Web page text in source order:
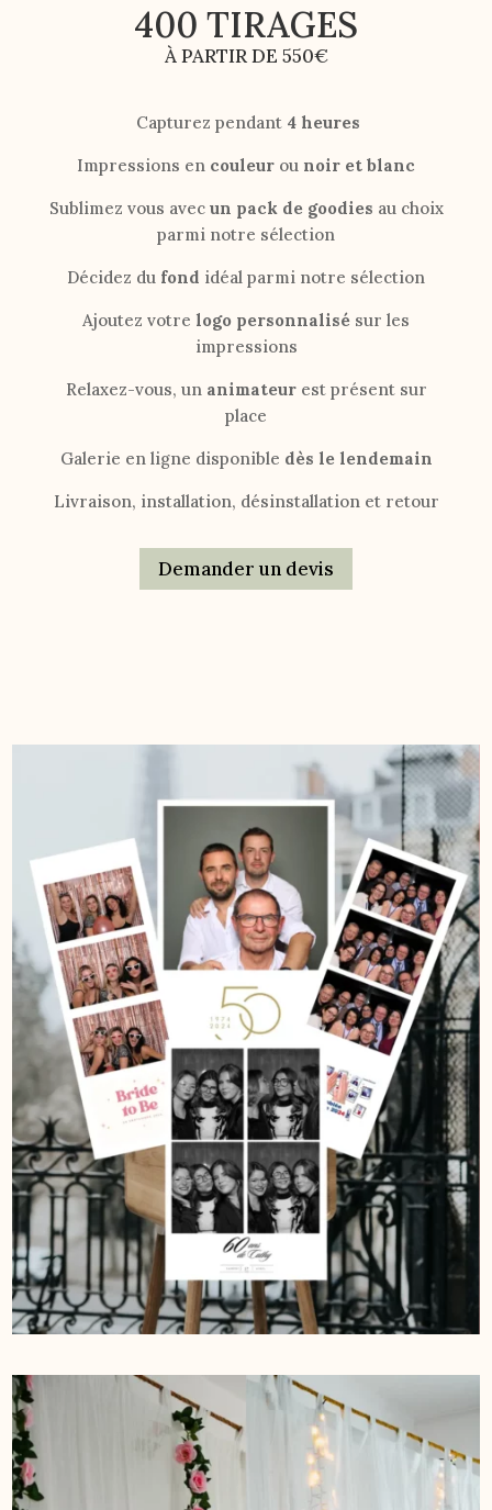
400 TIRAGES
À PARTIR DE 550€
Capturez pendant 4 heures
Impressions en couleur ou noir et blanc
Sublimez vous avec un pack de goodies au choix
parmi notre sélection
Décidez du fond idéal parmi notre sélection
Ajoutez votre logo personnalisé sur les
impressions
Relaxez-vous, un animateurest présent sur
place
Galerie en ligne disponible dès le lendemain
Livraison, installation, désinstallation et retour
Demander un devis